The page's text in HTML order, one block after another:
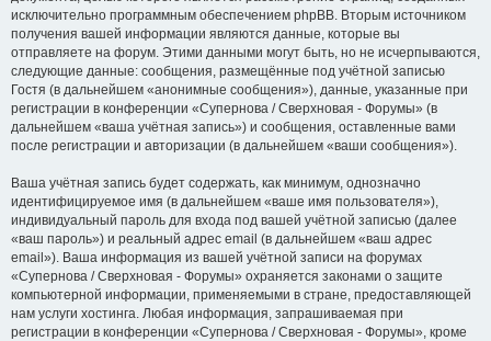
исключительно программным обеспечением phpBB. Вторым источником
получения вашей информации являются данные, которые вы
отправляете на форум. Этими данными могут быть, но не исчерпываются,
следующие данные: сообщения, размещённые под учётной записью
Гостя (в дальнейшем «анонимные сообщения»), данные, указанные при
регистрации в конференции «Супернова / Сверхновая - Форумы» (в
дальнейшем «ваша учётная запись») и сообщения, оставленные вами
после регистрации и авторизации (в дальнейшем «ваши сообщения»).
Ваша учётная запись будет содержать, как минимум, однозначно
идентифицируемое имя (в дальнейшем «ваше имя пользователя»),
индивидуальный пароль для входа под вашей учётной записью (далее
«ваш пароль») и реальный адрес email (в дальнейшем «ваш адрес
email»). Ваша информация из вашей учётной записи на форумах
«Супернова / Сверхновая - Форумы» охраняется законами о защите
компьютерной информации, применяемыми в стране, предоставляющей
нам услуги хостинга. Любая информация, запрашиваемая при
регистрации в конференции «Супернова / Сверхновая - Форумы», кроме